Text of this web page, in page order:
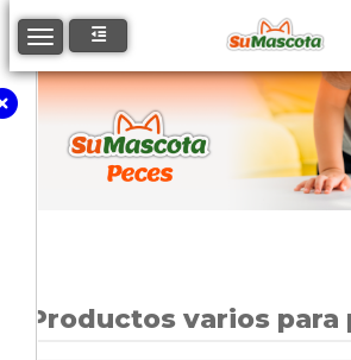
Toggle navigation
Productos varios para